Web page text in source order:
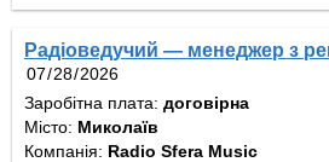
Радіоведучий — менеджер з
Заробітна плата: договірна
Місто: Миколаїв
Компанія: Radio Sfera Music